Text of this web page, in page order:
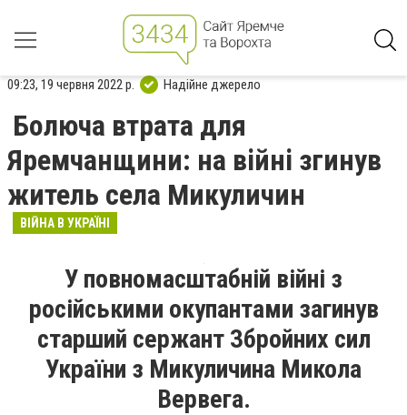
09:23, 19 червня 2022 р. Надійне джерело
Болюча втрата для
Яремчанщини: на війні згинув
житель села Микуличин
ВІЙНА В УКРАЇНІ
У повномасштабній війні з
російськими окупантами загинув
старший сержант Збройних сил
України з Микуличина Микола
Вервега.